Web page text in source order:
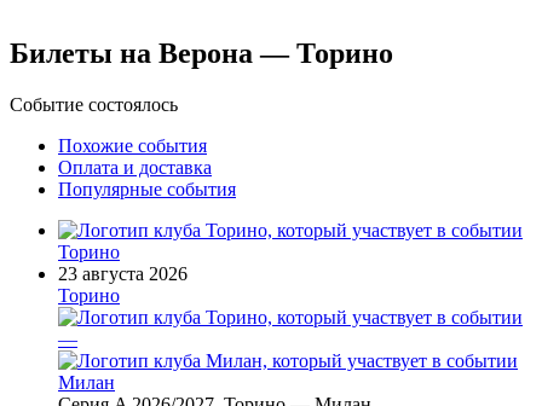
Билеты на Верона — Торино
Событие состоялось
Похожие события
Оплата и доставка
Популярные события
Торино
23 августа 2026
Торино
—
Милан